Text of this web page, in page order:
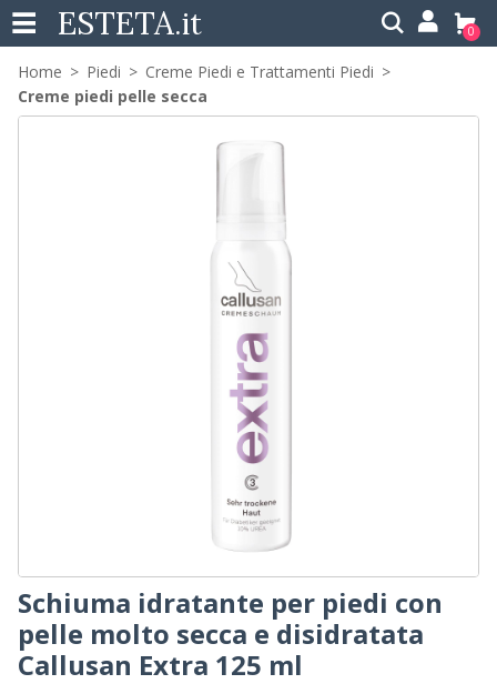
ESTETA.it 0
Home Piedi
Creme Piedi e Trattamenti Piedi
Creme piedi pelle secca
Schiuma idratante per piedi con
pelle molto secca e disidratata
Callusan Extra 125 ml